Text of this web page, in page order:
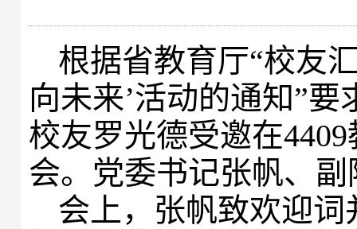
根据省教育厅“校友
向未来’活动的通知”
校友罗光德受邀在
会。党委书记张帆、
会上，张帆致欢迎